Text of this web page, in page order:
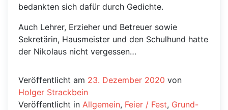
bedankten sich dafür durch Gedichte.
Auch Lehrer, Erzieher und Betreuer sowie
Sekretärin, Hausmeister und den Schulhund hatte
der Nikolaus nicht vergessen…
Veröffentlicht am 23. Dezember 2020 von
Holger Strackbein
Veröffentlicht in Allgemein, Feier / Fest, Grund-